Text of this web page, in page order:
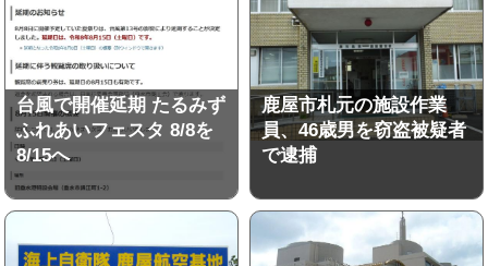
台風で開催延期 たるみず
ふれあいフェスタ 8/8を
8/15へ
鹿屋市札元の施設作業
員、46歳男を窃盗被疑者
で逮捕